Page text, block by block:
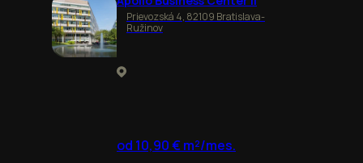
Prievozská 4, 82109 Bratislava-
Ružinov
od 10,90 € m²/mes.